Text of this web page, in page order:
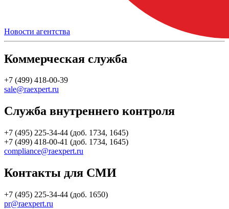
Новости агентства
Коммерческая служба
+7 (499) 418-00-39
sale@raexpert.ru
Служба внутреннего контроля
+7 (495) 225-34-44 (доб. 1734, 1645)
+7 (499) 418-00-41 (доб. 1734, 1645)
compliance@raexpert.ru
Контакты для СМИ
+7 (495) 225-34-44 (доб. 1650)
pr@raexpert.ru